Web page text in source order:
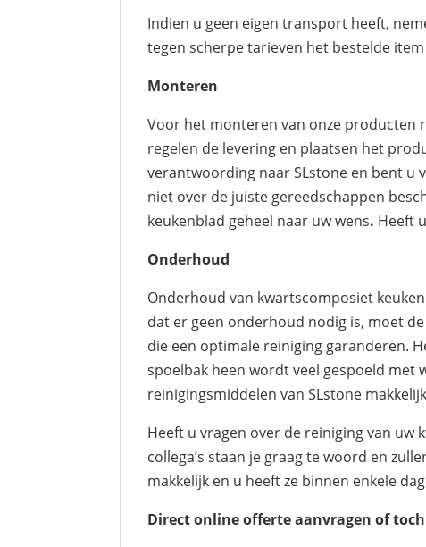
Indien u geen eigen transport heeft,
tegen scherpe tarieven het bestelde
Monteren
Voor het monteren van onze producten
regelen de levering en plaatsen het
verantwoording naar SLstone en bent u
niet over de juiste gereedschappen
keukenblad geheel naar uw wens. Heeft
Onderhoud
Onderhoud van kwartscomposiet
dat er geen onderhoud nodig is, moet
die een optimale reiniging garanderen.
spoelbak heen wordt veel gespoeld met
reinigingsmiddelen van SLstone
Heeft u vragen over de reiniging van uw
collega’s staan je graag te woord en
makkelijk en u heeft ze binnen enkele
Direct online offerte aanvragen of